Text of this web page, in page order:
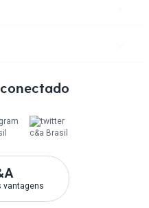
vantagens